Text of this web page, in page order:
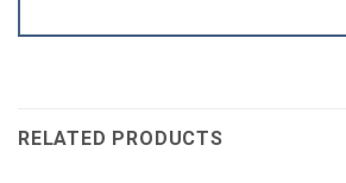
RELATED PRODUCTS